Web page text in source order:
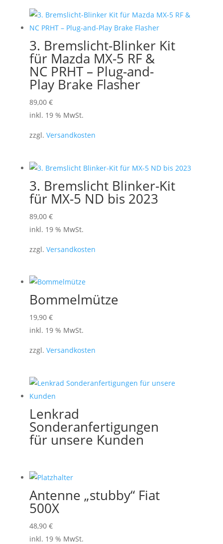
3. Bremslicht-Blinker Kit
für Mazda MX-5 RF &
NC PRHT – Plug-and-
Play Brake Flasher
89,00 €
inkl. 19 % MwSt.
zzgl. Versandkosten
3. Bremslicht Blinker-Kit
für MX-5 ND bis 2023
89,00 €
inkl. 19 % MwSt.
zzgl. Versandkosten
Bommelmütze
19,90 €
inkl. 19 % MwSt.
zzgl. Versandkosten
Lenkrad
Sonderanfertigungen
für unsere Kunden
Antenne „stubby“ Fiat
500X
48,90 €
inkl. 19 % MwSt.